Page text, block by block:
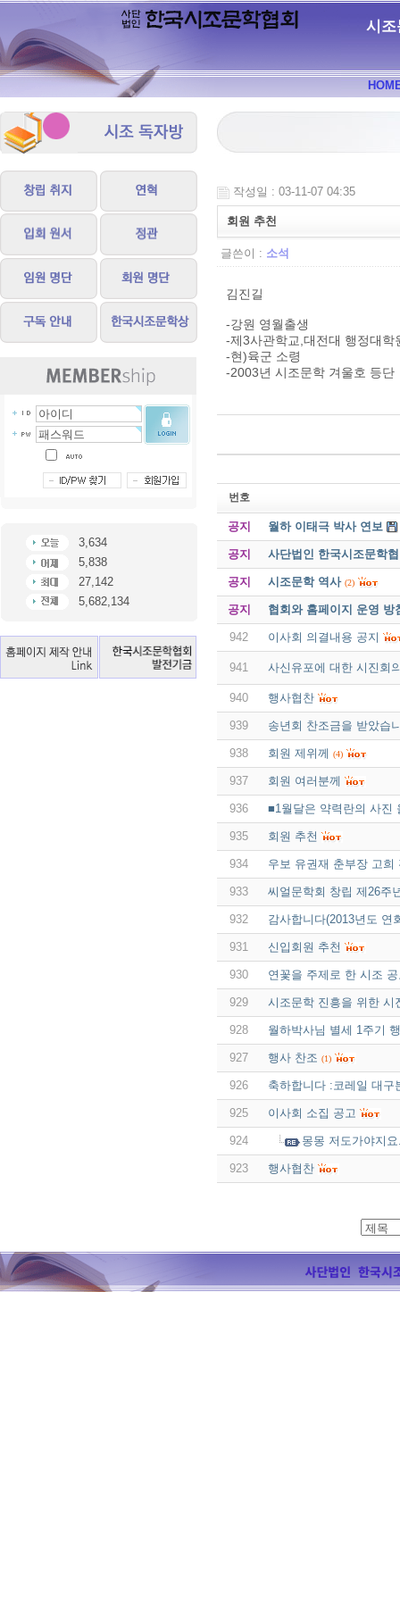
시조
3,634
5,838
27,142
5,682,134
작성일 : 03-11-07 04:35
회원 추천
글쓴이 : 소석
김진길
-강원 영월출생
-제3사관학교,대전대 행정대학
-현)육군 소령
-2003년 시조문학 겨울호 등단
번호
공지 월하 이태극 박사 연보
공지 사단법인 한국시조문학
공지 시조문학 역사 (2)
공지 협회와 홈페이지 운영 방
942 이사회 의결내용 공지
941 사신유포에 대한 시진회
940 행사협찬
939 송년회 찬조금을 받았습
938 회원 제위께 (4)
937 회원 여러분께
936 ■1월달은 약력란의 사진
935 회원 추천
934 우보 유권재 춘부장 고희
933 씨얼문학회 창립 제26주
932 감사합니다(2013년도 연
931 신입회원 추천
930 연꽃을 주제로 한 시조 공
929 시조문학 진흥을 위한 시
928 월하박사님 별세 1주기
927 행사 찬조 (1)
926 축하합니다 :코레일 대구
925 이사회 소집 공고
924 몽몽 저도가야지
923 행사협찬